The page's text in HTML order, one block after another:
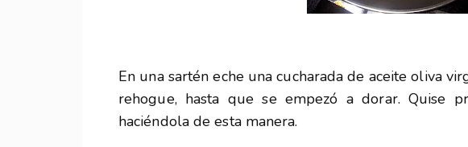
En una sartén eche una cucharada de aceite oliva
rehogue, hasta que se empezó a dorar. Quise
haciéndola de esta manera.